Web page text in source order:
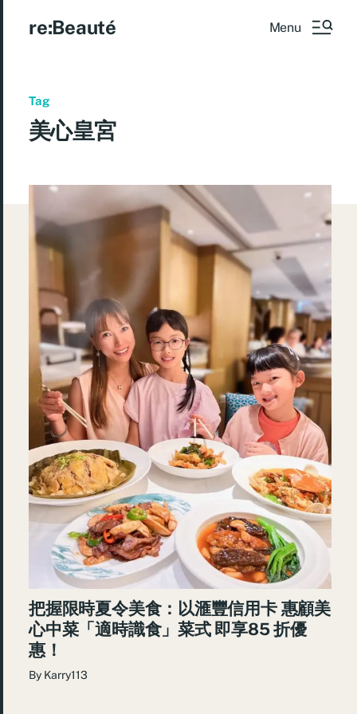
re:Beauté Menu
Tag
美心皇宮
把握限時夏令美食：以滙豐信用卡 惠顧美
心中菜「適時識食」菜式 即享85 折優
惠！
By Karry113